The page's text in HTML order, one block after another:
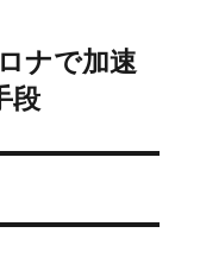
ナで加速
段